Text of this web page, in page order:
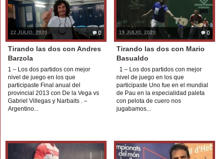
0
22 JULIO, 2020
Tirando las dos con Andres
Barzola
1 – Los dos partidos con mejor
nivel de juego en los que
participaste Final anual del
provincial 2013 con De la Vega vs
Gabriel Villegas y Narbaits . –
Argentino...
0
19 JULIO, 2020
Tirando las dos con Mario
Basualdo
1 – Los dos partidos con mejor
nivel de juego en los que
participaste Uno fue en el mundial
de Pau en la especialidad paleta
con pelota de cuero nos
jugabamos...